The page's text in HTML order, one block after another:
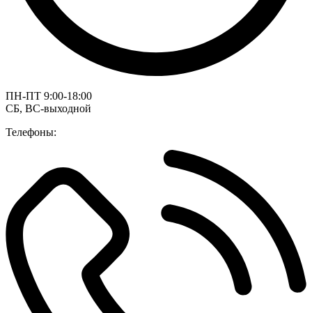
ПН-ПТ 9:00-18:00
СБ, ВС-выходной
Телефоны: